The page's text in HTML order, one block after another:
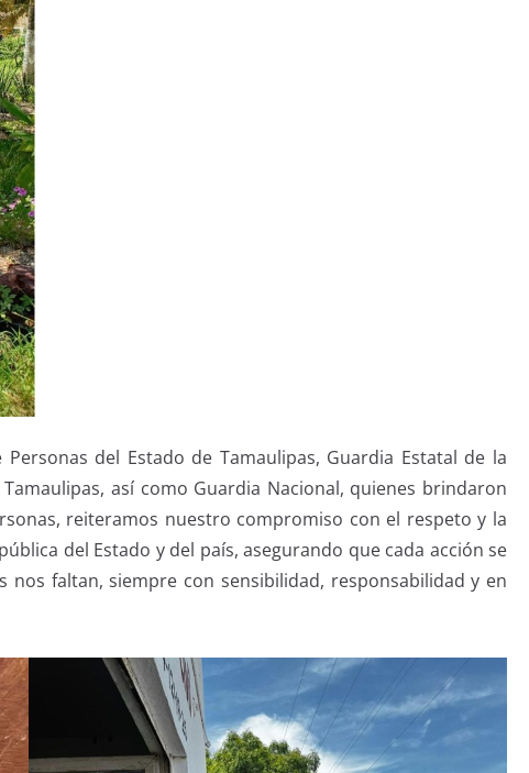
del Estado de Tamaulipas, Guardia Estatal de la
así como Guardia Nacional, quienes brindaron
reiteramos nuestro compromiso con el respeto y la
del Estado y del país, asegurando que cada acción se
faltan, siempre con sensibilidad, responsabilidad y en